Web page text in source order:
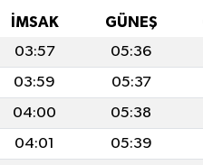
İMSAK GÜNEŞ
03:57 05:36
03:59 05:37
04:00 05:38
04:01 05:39